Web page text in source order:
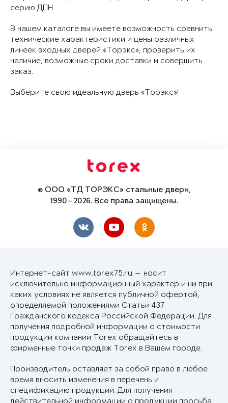
серию ДПН.
В нашем каталоге вы имеете возможность сравнить
технические характеристики и цены различных
линеек входных дверей «Торэкс», проверить их
наличие, возможные сроки доставки и совершить
заказ.
Выберите свою идеальную дверь «Торэкс»!
© ООО «ТД ТОРЭКС» стальные двери,
1990—2026. Все права защищены.
Интернет-сайт www.torex75.ru — носит
исключительно информационный характер и ни при
каких условиях не является публичной офертой,
определяемой положениями Статьи 437
Гражданского кодекса Российской Федерации. Для
получения подробной информации о стоимости
продукции компании Torex обращайтесь в
фирменные точки продаж Torex в Вашем городе.
Производитель оставляет за собой право в любое
время вносить изменения в перечень и
спецификацию продукции. Для получения
действительной информации о продукции просьба